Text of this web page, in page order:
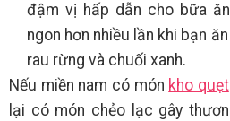
đậm vị hấp dẫn cho bữa
ngon hơn nhiều lần khi bạn
rau rừng và chuối xanh.
Nếu miền nam có món kho quẹt
lại có món chẻo lạc gây